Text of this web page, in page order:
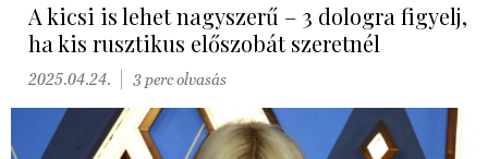
A kicsi is lehet nagyszerű – 3 dologra figyelj,
ha kis rusztikus előszobát szeretnél
2025.04.24. 3 perc olvasás